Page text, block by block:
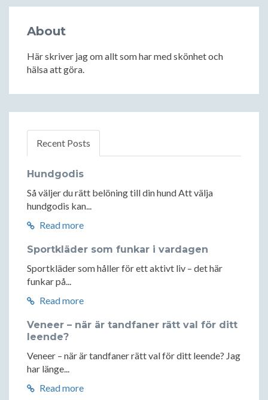
About
Här skriver jag om allt som har med skönhet och
hälsa att göra.
Recent Posts
Hundgodis
Så väljer du rätt belöning till din hund Att välja
hundgodis kan...
Read more
Sportkläder som funkar i vardagen
Sportkläder som håller för ett aktivt liv – det här
funkar på...
Read more
Veneer – när är tandfaner rätt val för ditt
leende?
Veneer – när är tandfaner rätt val för ditt leende? Jag
har länge...
Read more